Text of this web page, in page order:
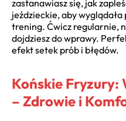
zastanawiasz się, jak
jeździeckie, aby
trening. Ćwicz regularnie,
dojdziesz do wprawy.
efekt setek prób i błędów.
Końskie Fryzury:
– Zdrowie i